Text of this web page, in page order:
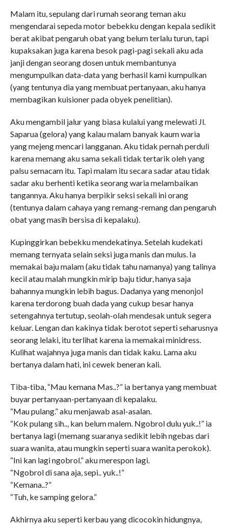
Malam itu, sepulang dari rumah seorang teman aku
mengendarai sepeda motor bebekku dengan kepala sedikit
berat akibat pengaruh obat yang belum terlalu turun, tapi
kupaksakan juga karena besok pagi-pagi sekali aku ada
janji dengan seorang dosen untuk membantunya
mengumpulkan data-data yang berhasil kami kumpulkan
(yang tentunya dia yang membuat pertanyaan, aku hanya
membagikan kuisioner pada obyek penelitian).
Aku mengambil jalur yang biasa kulalui yang melewati Jl.
Saparua (gelora) yang kalau malam banyak kaum waria
yang mejeng mencari langganan. Aku tidak pernah perduli
karena memang aku sama sekali tidak tertarik oleh yang
palsu semacam itu. Tapi malam itu secara sadar atau tidak
sadar aku berhenti ketika seorang waria melambaikan
tangannya. Aku hanya berpikir seksi sekali ini orang
(tentunya dalam cahaya yang remang-remang dan pengaruh
obat yang masih bersisa di kepalaku).
Kupinggirkan bebekku mendekatinya. Setelah kudekati
memang ternyata selain seksi juga manis dan mulus. Ia
memakai baju malam (aku tidak tahu namanya) yang talinya
kecil atau malah mungkin mirip baju tidur, hanya saja
bahannya mungkin lebih bagus. Dadanya yang menonjol
karena terdorong buah dada yang cukup besar hanya
setengahnya tertutup, seolah-olah mendesak untuk segera
keluar. Lengan dan kakinya tidak berotot seperti seharusnya
seorang lelaki, itu terlihat karena ia memakai minidress.
Kulihat wajahnya juga manis dan tidak kaku. Lama aku
bertanya dalam hati, ini cewek beneran kali.
Tiba-tiba, “Mau kemana Mas..?” ia bertanya yang membuat
buyar pertanyaan-pertanyaan di kepalaku.
“Mau pulang.” aku menjawab asal-asalan.
“Kok pulang sih.., kan belum malem. Ngobrol dulu yuk..!” ia
bertanya lagi (memang suaranya sedikit lebih ngebas dari
suara wanita, atau mungkin seperti suara wanita perokok).
“Ini kan lagi ngobrol.” aku merespon lagi.
“Ngobrol di sana aja, sepi.. yuk..!”
“Kemana..?”
“Tuh, ke samping gelora.”
Akhirnya aku seperti kerbau yang dicocokin hidungnya,